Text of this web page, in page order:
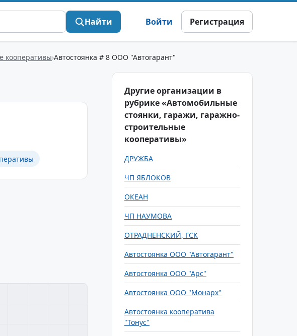
Найти Войти Регистрация
кооперативы Автостоянка # 8 ООО "Автогарант"
Другие организации в
рубрике «Автомобильные
стоянки, гаражи, гаражно-
строительные
кооперативы»
ДРУЖБА
ЧП ЯБЛОКОВ
ОКЕАН
ЧП НАУМОВА
ОТРАДНЕНСКИЙ, ГСК
Автостоянка ООО "Автогарант"
Автостоянка ООО "Арс"
Автостоянка ООО "Монарх"
Автостоянка кооператива
"Тонус"